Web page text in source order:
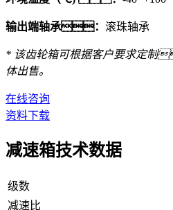
输出端轴承： 滚珠轴承
* 该齿轮箱可根据客户要求定
体出售。
在线咨询
资料下载
减速箱技术数据
级数
减速比